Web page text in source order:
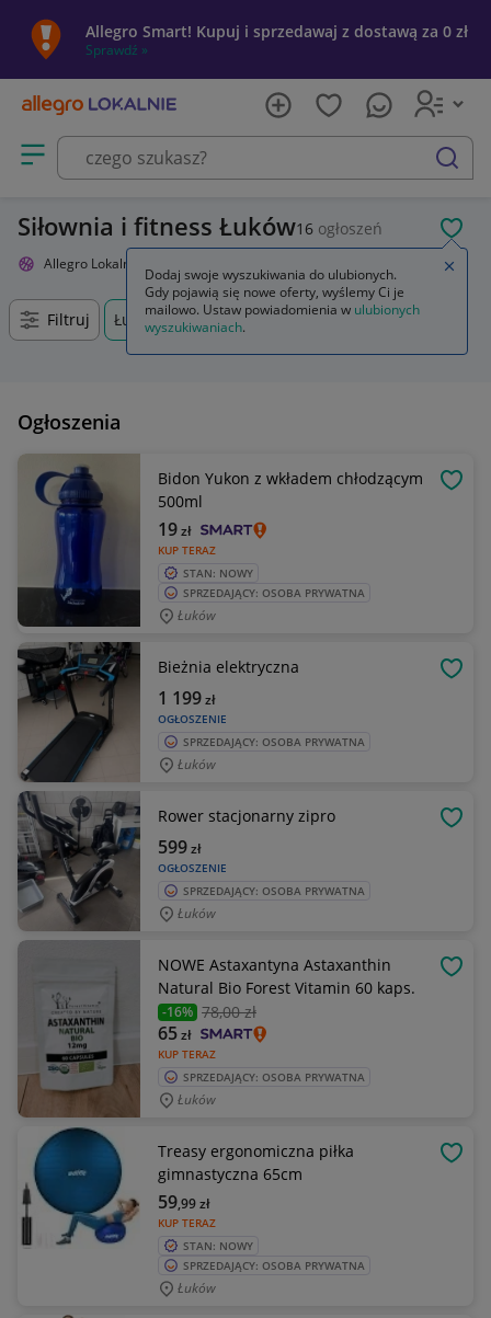
Allegro Smart! Kupuj i sprzedawaj z dostawą za 0 zł
Sprawdź »
Otwórz menu z kategoriami
szukaj
Siłownia i fitness Łuków16 ogłoszeń
Allegro Lokalnie
Filtruj Łuków, Lubelskie, +0 km
Ogłoszenia
Bidon Yukon z wkładem chłodzącym
500ml
KUP TERAZ
19zł
STAN: NOWY
SPRZEDAJĄCY: OSOBA PRYWATNA
Łuków
Bieżnia elektryczna
OGŁOSZENIE
1 199zł
SPRZEDAJĄCY: OSOBA PRYWATNA
Łuków
Rower stacjonarny zipro
OGŁOSZENIE
599zł
SPRZEDAJĄCY: OSOBA PRYWATNA
Łuków
NOWE Astaxantyna Astaxanthin
Natural Bio Forest Vitamin 60 kaps.
-16% 78,00 zł
KUP TERAZ
65zł
SPRZEDAJĄCY: OSOBA PRYWATNA
Łuków
Treasy ergonomiczna piłka
gimnastyczna 65cm
KUP TERAZ
59,99zł
STAN: NOWY
SPRZEDAJĄCY: OSOBA PRYWATNA
Łuków
Dodaj swoje wyszukiwania do ulubionych.
Gdy pojawią się nowe oferty, wyślemy Ci je
mailowo. Ustaw powiadomienia w ulubionych
wyszukiwaniach.